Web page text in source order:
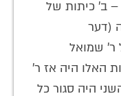
– ב' כיתות של
(דער
ר' שמואל
האלו היה אז ר'
היה סגור כל